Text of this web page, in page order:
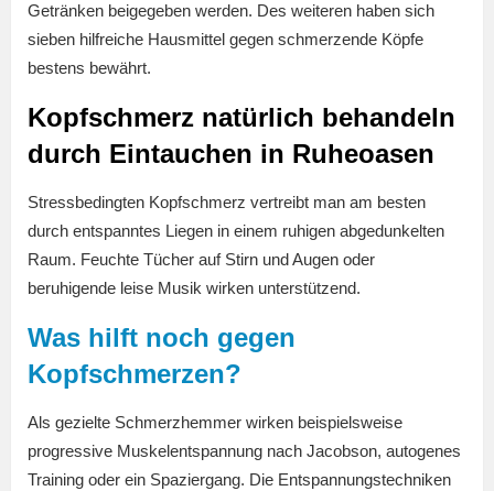
Getränken beigegeben werden. Des weiteren haben sich
sieben hilfreiche Hausmittel gegen schmerzende Köpfe
bestens bewährt.
Kopfschmerz natürlich behandeln
durch Eintauchen in Ruheoasen
Stressbedingten Kopfschmerz vertreibt man am besten
durch entspanntes Liegen in einem ruhigen abgedunkelten
Raum. Feuchte Tücher auf Stirn und Augen oder
beruhigende leise Musik wirken unterstützend.
Was hilft noch gegen
Kopfschmerzen?
Als gezielte Schmerzhemmer wirken beispielsweise
progressive Muskelentspannung nach Jacobson, autogenes
Training oder ein Spaziergang. Die Entspannungstechniken